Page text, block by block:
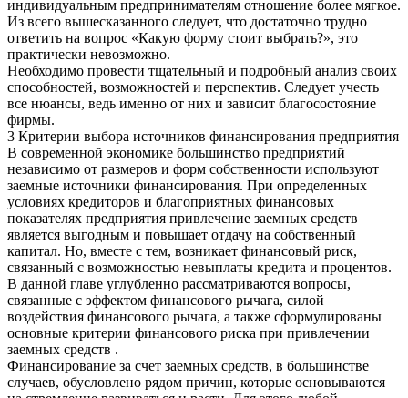
индивидуальным предпринимателям отношение более мягкое.
Из всего вышесказанного следует, что достаточно трудно
ответить на вопрос «Какую форму стоит выбрать?», это
практически невозможно.
Необходимо провести тщательный и подробный анализ своих
способностей, возможностей и перспектив. Следует учесть
все нюансы, ведь именно от них и зависит благосостояние
фирмы.
3 Критерии выбора источников финансирования предприятия
В современной экономике большинство предприятий
независимо от размеров и форм собственности используют
заемные источники финансирования. При определенных
условиях кредиторов и благоприятных финансовых
показателях предприятия привлечение заемных средств
является выгодным и повышает отдачу на собственный
капитал. Но, вместе с тем, возникает финансовый риск,
связанный с возможностью невыплаты кредита и процентов.
В данной главе углубленно рассматриваются вопросы,
связанные с эффектом финансового рычага, силой
воздействия финансового рычага, а также сформулированы
основные критерии финансового риска при привлечении
заемных средств .
Финансирование за счет заемных средств, в большинстве
случаев, обусловлено рядом причин, которые основываются